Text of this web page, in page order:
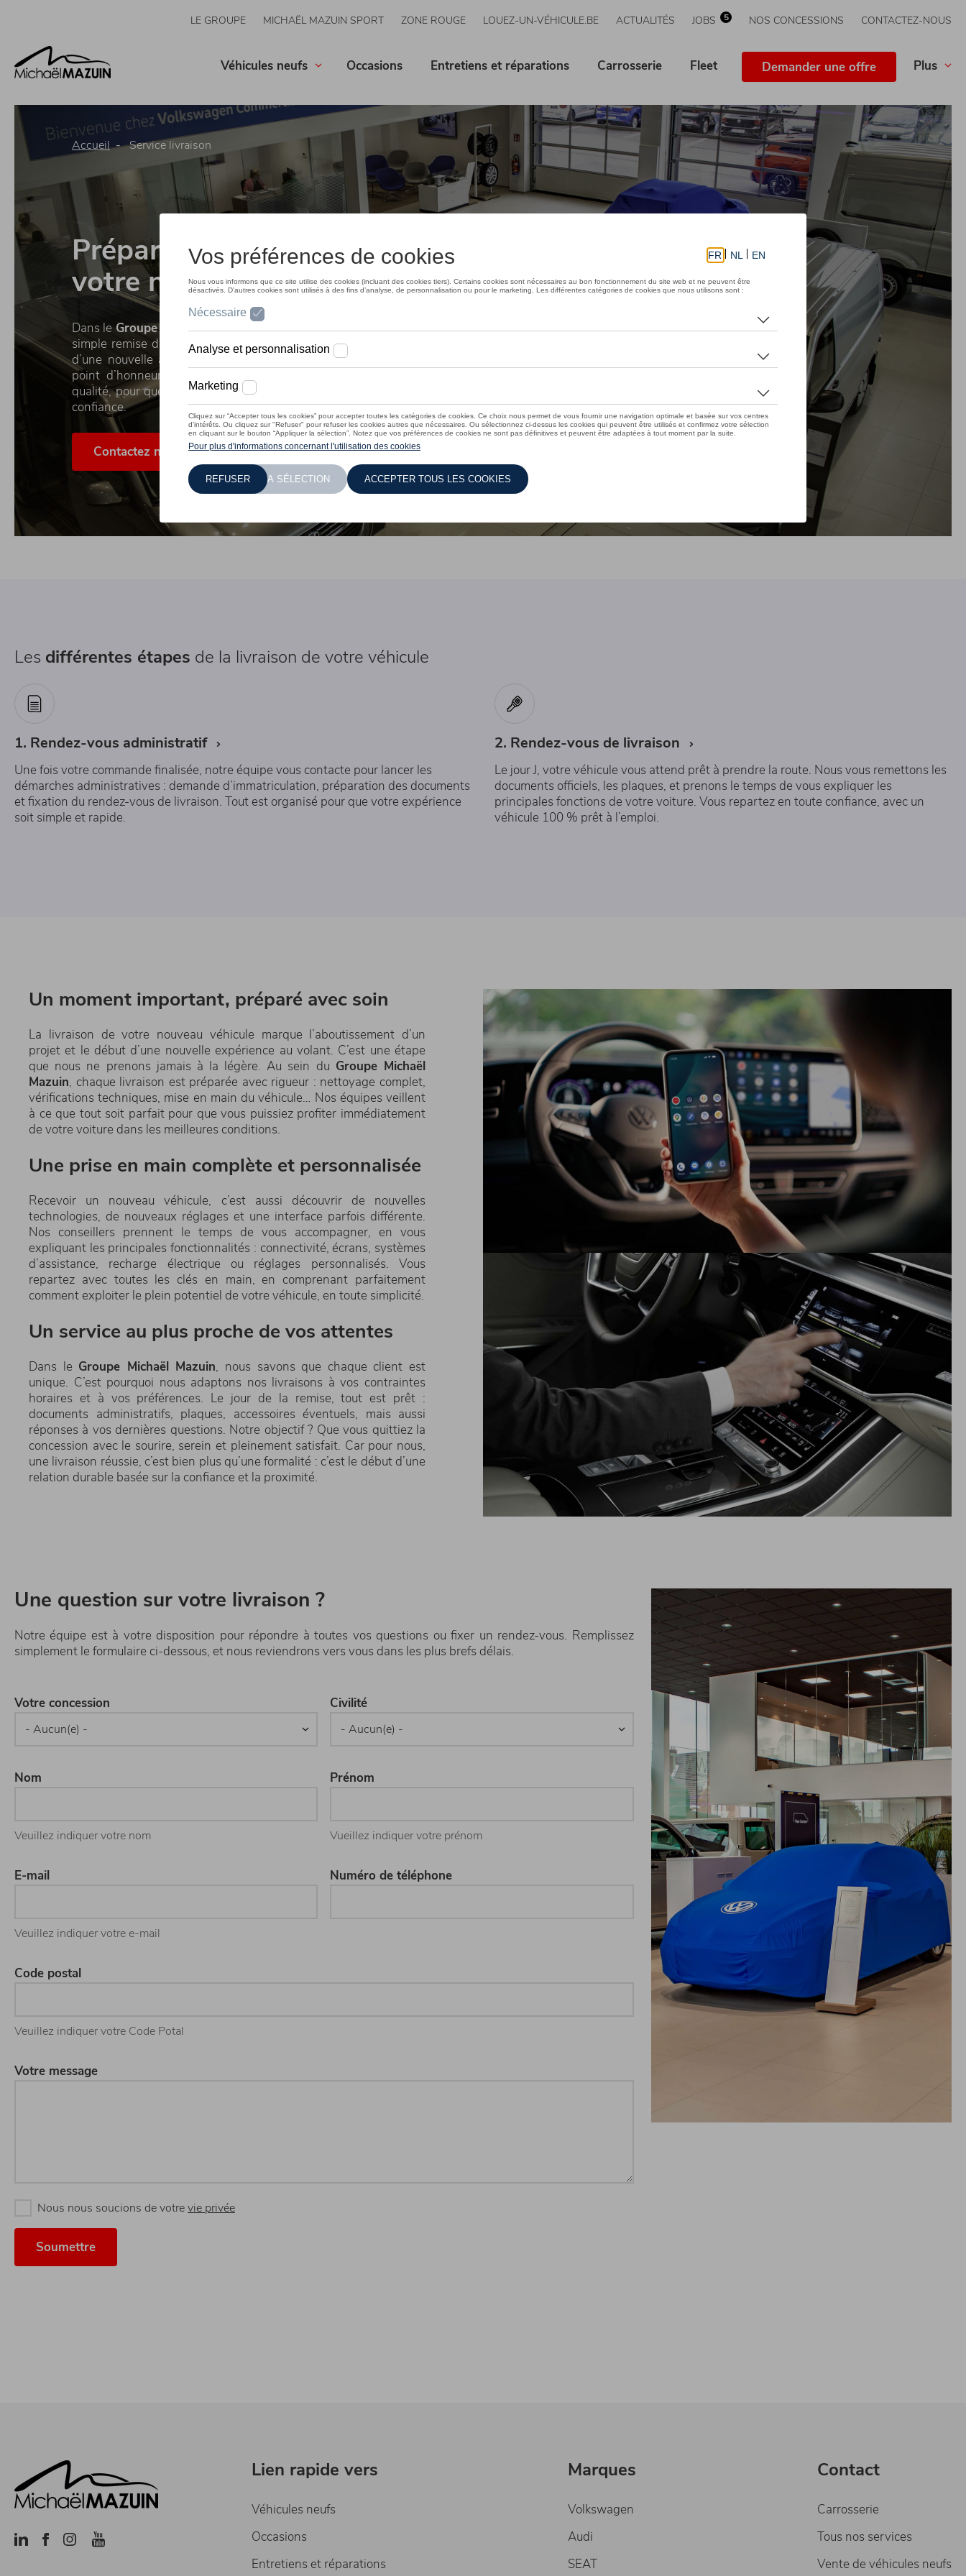
principal
LE GROUPE MICHAËL MAZUIN SPORT ZONE ROUGE LOUEZ-UN-VÉHICULE.BE ACTUALITÉS JOBS 5 NOS CONCESSIONS CONTACTEZ-NOUS
Véhicules neufs Occasions Entretiens et réparations Carrosserie Fleet Demander une offre Plus
Accueil Service livraison
Préparez la livraison de
votre nouveau véhicule
Dans le Groupe Michaël Mazuin, chaque livraison est bien plus qu’une
simple remise de clés. C’est l’aboutissement de votre projet, le début
d’une nouvelle aventure au volant. C’est pourquoi nous mettons un
point d’honneur à vous offrir un service personnalisé, fluide et de
qualité, pour que la prise en main de votre véhicule se fasse en toute
confiance.
Contactez notre équipe
Les différentes étapes de la livraison de votre véhicule
1. Rendez-vous administratif
Une fois votre commande finalisée, notre équipe vous contacte pour lancer les
démarches administratives : demande d’immatriculation, préparation des documents
et fixation du rendez-vous de livraison. Tout est organisé pour que votre expérience
soit simple et rapide.
2. Rendez-vous de livraison
Le jour J, votre véhicule vous attend prêt à prendre la route. Nous vous remettons les
documents officiels, les plaques, et prenons le temps de vous expliquer les
principales fonctions de votre voiture. Vous repartez en toute confiance, avec un
véhicule 100 % prêt à l’emploi.
Un moment important, préparé avec soin
La livraison de votre nouveau véhicule marque l’aboutissement d’un
projet et le début d’une nouvelle expérience au volant. C’est une étape
que nous ne prenons jamais à la légère. Au sein du Groupe Michaël
Mazuin, chaque livraison est préparée avec rigueur : nettoyage complet,
vérifications techniques, mise en main du véhicule… Nos équipes veillent
à ce que tout soit parfait pour que vous puissiez profiter immédiatement
de votre voiture dans les meilleures conditions.
Une prise en main complète et personnalisée
Recevoir un nouveau véhicule, c’est aussi découvrir de nouvelles
technologies, de nouveaux réglages et une interface parfois différente.
Nos conseillers prennent le temps de vous accompagner, en vous
expliquant les principales fonctionnalités : connectivité, écrans, systèmes
d’assistance, recharge électrique ou réglages personnalisés. Vous
repartez avec toutes les clés en main, en comprenant parfaitement
comment exploiter le plein potentiel de votre véhicule, en toute simplicité.
Un service au plus proche de vos attentes
Dans le Groupe Michaël Mazuin, nous savons que chaque client est
unique. C’est pourquoi nous adaptons nos livraisons à vos contraintes
horaires et à vos préférences. Le jour de la remise, tout est prêt :
documents administratifs, plaques, accessoires éventuels, mais aussi
réponses à vos dernières questions. Notre objectif ? Que vous quittiez la
concession avec le sourire, serein et pleinement satisfait. Car pour nous,
une livraison réussie, c’est bien plus qu’une formalité : c’est le début d’une
relation durable basée sur la confiance et la proximité.
Une question sur votre livraison ?
Notre équipe est à votre disposition pour répondre à toutes vos questions ou fixer un rendez-vous. Remplissez
simplement le formulaire ci-dessous, et nous reviendrons vers vous dans les plus brefs délais.
Votre concession Civilité
Nom
Veuillez indiquer votre nom
Prénom
Vueillez indiquer votre prénom
E-mail
Veuillez indiquer votre e-mail
Numéro de téléphone
Code postal
Veuillez indiquer votre Code Potal
Votre message
Nous nous soucions de votrevie privée
Votre
marque
Lien rapide vers
Véhicules neufs
Occasions
Entretiens et réparations
Marques
Volkswagen
Audi
SEAT
Contact
Carrosserie
Tous nos services
Vente de véhicules neufs